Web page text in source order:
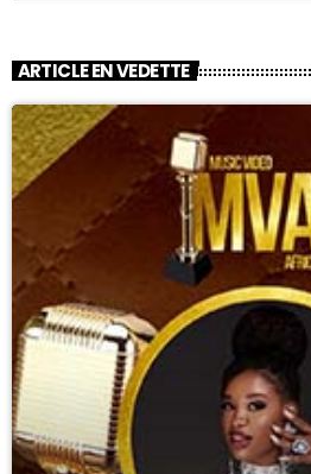
ARTICLE EN VEDETTE